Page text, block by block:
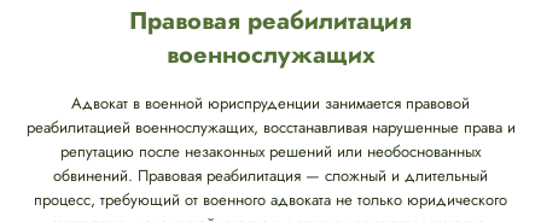
Правовая реабилитация
военнослужащих
Адвокат в военной юриспруденции занимается правовой
реабилитацией военнослужащих, восстанавливая нарушенные права и
репутацию после незаконных решений или необоснованных
обвинений. Правовая реабилитация — сложный и длительный
процесс, требующий от военного адвоката не только юридического